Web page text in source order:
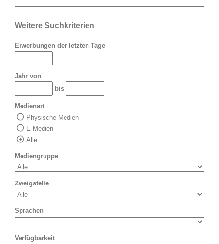
Weitere Suchkriterien
Erwerbungen der letzten Tage
Jahr von
bis
Medienart
Physische Medien
E-Medien
Alle
Mediengruppe
Zweigstelle
Sprachen
Verfügbarkeit